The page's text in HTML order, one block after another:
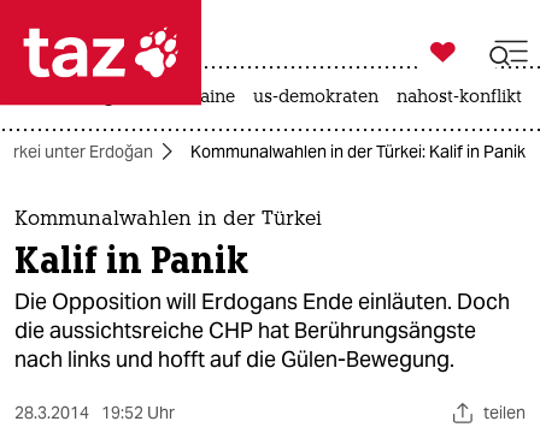
 taz zahl ich
taz zahl ich
themen
politik
öko

taz zahl ich
krieg in der ukraine us-demokraten nahost-konflikt
unter Erdoğan Kommunalwahlen in der Türkei: Kalif in Panik
Kommunalwahlen in der Türkei
Kalif in Panik
Die Opposition will Erdogans Ende einläuten. Doch
die aussichtsreiche CHP hat Berührungsängste
nach links und hofft auf die Gülen-Bewegung.
28.3.2014 19:52 Uhr teilen